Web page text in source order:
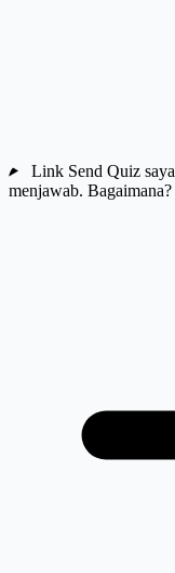
Link Send Quiz
menjawab. Bagaimana?